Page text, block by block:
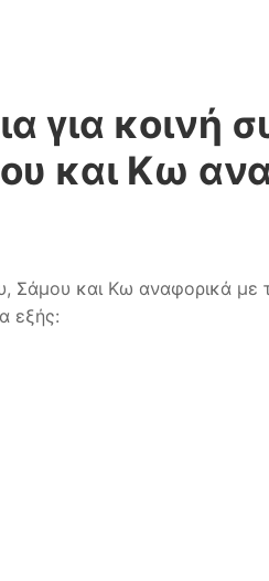
για κοινή
και Κω
Σάμου και Κω αναφορικά
εξής: